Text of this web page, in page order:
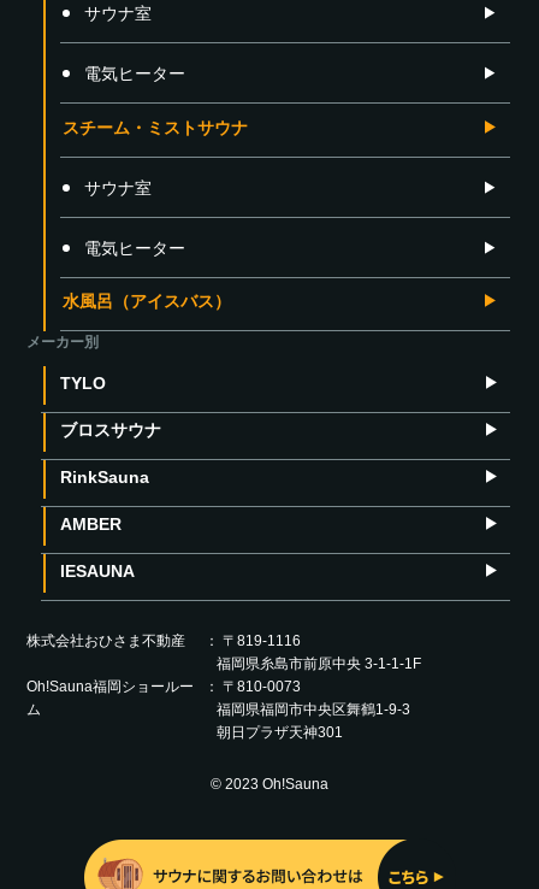
サウナ室
電気ヒーター
スチーム・ミストサウナ
サウナ室
電気ヒーター
水風呂（アイスバス）
メーカー別
TYLO
ブロスサウナ
RinkSauna
AMBER
IESAUNA
株式会社おひさま不動産
〒819-1116
福岡県糸島市前原中央 3-1-1-1F
Oh!Sauna福岡ショールー
ム
〒810-0073
福岡県福岡市中央区舞鶴1-9-3
朝日プラザ天神301
© 2023 Oh!Sauna